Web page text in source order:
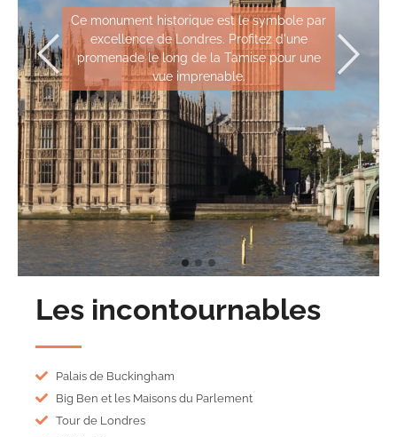
Ce monument historique est le symbole par
excellence de Londres. Profitez d'une
promenade le long de la Tamise pour une
vue imprenable.
Les incontournables
Palais de Buckingham
Big Ben et les Maisons du Parlement
Tour de Londres